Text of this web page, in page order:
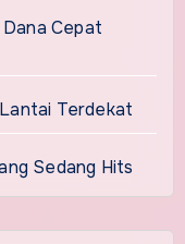
Cepat
Terdekat
Sedang Hits